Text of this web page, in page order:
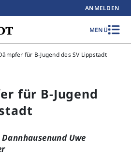
ANMELDEN
MENÜ
für B-Jugend des SV Lippstadt
für B-Jugend
Dannhausenund Uwe